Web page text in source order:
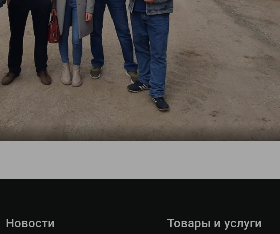
Новости Товары и услуги